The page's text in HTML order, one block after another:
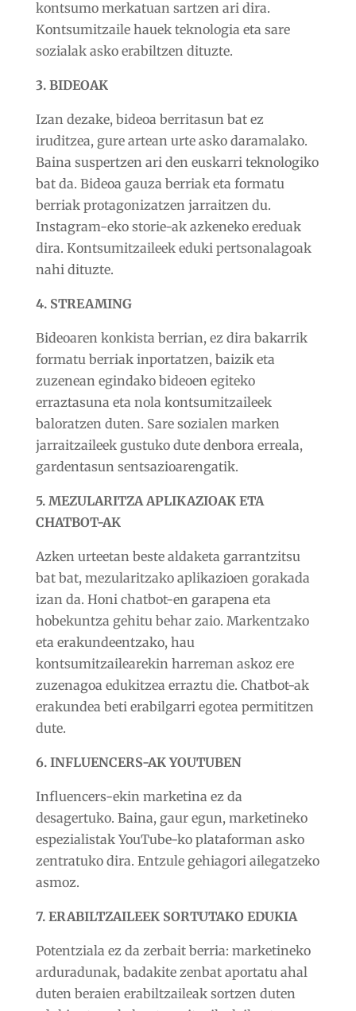
kontsumo merkatuan sartzen ari dira.
Kontsumitzaile hauek teknologia eta sare
sozialak asko erabiltzen dituzte.
3. BIDEOAK
Izan dezake, bideoa berritasun bat ez
iruditzea, gure artean urte asko daramalako.
Baina suspertzen ari den euskarri teknologiko
bat da. Bideoa gauza berriak eta formatu
berriak protagonizatzen jarraitzen du.
Instagram-eko storie-ak azkeneko ereduak
dira. Kontsumitzaileek eduki pertsonalagoak
nahi dituzte.
4. STREAMING
Bideoaren konkista berrian, ez dira bakarrik
formatu berriak inportatzen, baizik eta
zuzenean egindako bideoen egiteko
erraztasuna eta nola kontsumitzaileek
baloratzen duten. Sare sozialen marken
jarraitzaileek gustuko dute denbora erreala,
gardentasun sentsazioarengatik.
5. MEZULARITZA APLIKAZIOAK ETA
CHATBOT-AK
Azken urteetan beste aldaketa garrantzitsu
bat bat, mezularitzako aplikazioen gorakada
izan da. Honi chatbot-en garapena eta
hobekuntza gehitu behar zaio. Markentzako
eta erakundeentzako, hau
kontsumitzailearekin harreman askoz ere
zuzenagoa edukitzea erraztu die. Chatbot-ak
erakundea beti erabilgarri egotea permititzen
dute.
6. INFLUENCERS-AK YOUTUBEN
Influencers-ekin marketina ez da
desagertuko. Baina, gaur egun, marketineko
espezialistak YouTube-ko plataforman asko
zentratuko dira. Entzule gehiagori ailegatzeko
asmoz.
7. ERABILTZAILEEK SORTUTAKO EDUKIA
Potentziala ez da zerbait berria: marketineko
arduradunak, badakite zenbat aportatu ahal
duten beraien erabiltzaileak sortzen duten